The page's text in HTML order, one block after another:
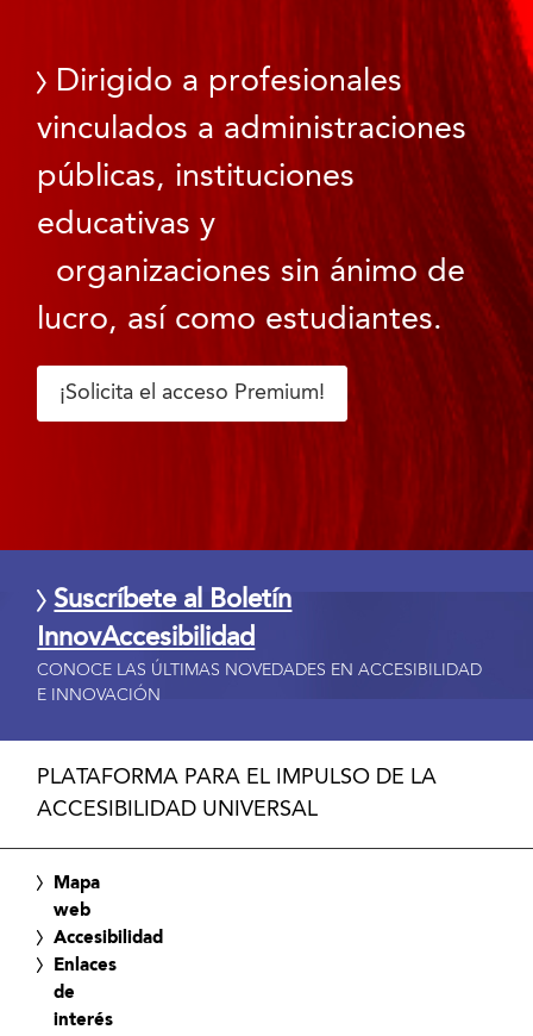
Dirigido a profesionales
vinculados a administraciones
públicas, instituciones
educativas y
organizaciones sin ánimo de
lucro, así como estudiantes.
¡Solicita el acceso Premium!
Suscríbete al Boletín
InnovAccesibilidad
CONOCE LAS ÚLTIMAS NOVEDADES EN ACCESIBILIDAD
E INNOVACIÓN
PLATAFORMA PARA EL IMPULSO DE LA
ACCESIBILIDAD UNIVERSAL
Mapa
web
Accesibilidad
Enlaces
de
interés